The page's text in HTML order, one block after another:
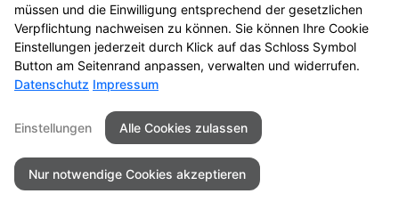
müssen und die Einwilligung entsprechend der gesetzlichen
Verpflichtung nachweisen zu können. Sie können Ihre Cookie
Einstellungen jederzeit durch Klick auf das Schloss Symbol
Button am Seitenrand anpassen, verwalten und widerrufen.
Datenschutz Impressum
Einstellungen Alle Cookies zulassen
Nur notwendige Cookies akzeptieren